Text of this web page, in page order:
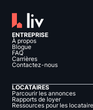
ENTREPRISE
À propos
Blogue
FAQ
Carrières
Contactez-nous
LOCATAIRES
Parcourir les annonces
Rapports de loyer
Ressources pour les